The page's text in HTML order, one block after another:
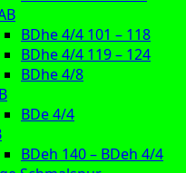
BDhe 4/4 101 – 118
BDhe 4/4 119 – 124
BDhe 4/8
BDe 4/4
BDeh 140 – BDeh 4/4